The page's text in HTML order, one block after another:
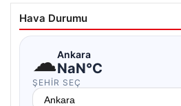
Hava Durumu
☁Ankara
NaN°C
ŞEHIR SEÇ